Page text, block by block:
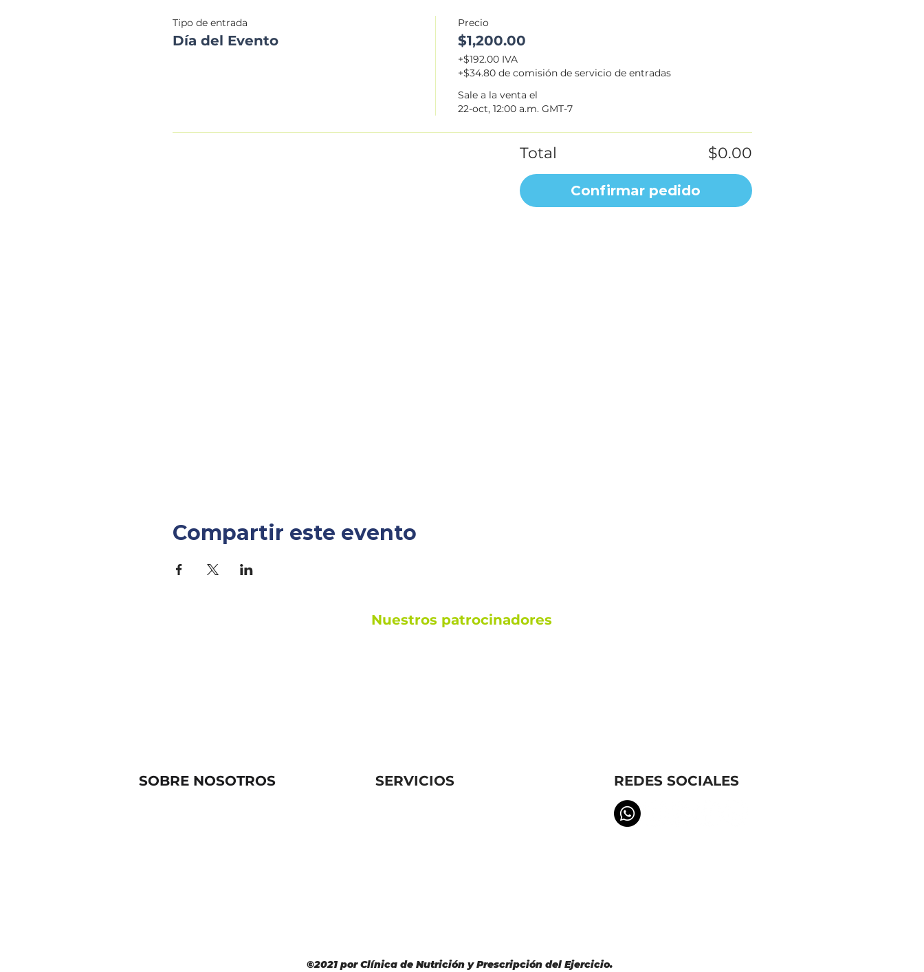
Tipo de entrada
Día del Evento
Precio
$1,200.00
+$192.00 IVA
+$34.80 de comisión de servicio de entradas
Sale a la venta el
22-oct, 12:00 a.m. GMT-7
Total $0.00
Confirmar pedido
Compartir este evento
Nuestros patrocinadores
SOBRE NOSOTROS SERVICIOS REDES SOCIALES
©2021 porClínica de Nutrición y Prescripción del Ejercicio.